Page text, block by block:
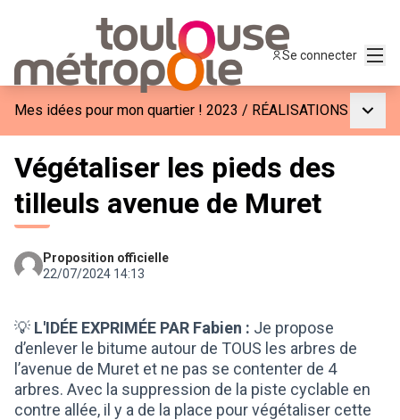
Se connecter
Mes idées pour mon quartier ! 2023 / RÉALISATIONS
Végétaliser les pieds des
tilleuls avenue de Muret
Proposition officielle
22/07/2024 14:13
💡 L'IDÉE EXPRIMÉE PAR Fabien : Je propose
d’enlever le bitume autour de TOUS les arbres de
l’avenue de Muret et ne pas se contenter de 4
arbres. Avec la suppression de la piste cyclable en
contre allée, il y a de la place pour végétaliser cette